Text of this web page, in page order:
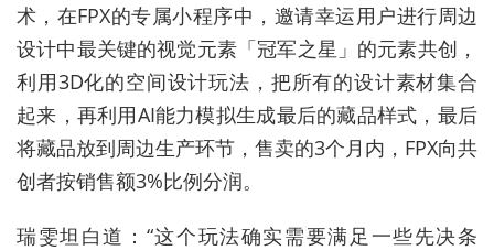
术，在FPX的专属小程序中，邀请幸运用户进行周边
设计中最关键的视觉元素「冠军之星」的元素共创，
利用3D化的空间设计玩法，把所有的设计素材集合
起来，再利用AI能力模拟生成最后的藏品样式，最后
将藏品放到周边生产环节，售卖的3个月内，FPX向共
创者按销售额3%比例分润。
瑞雯坦白道：“这个玩法确实需要满足一些先决条